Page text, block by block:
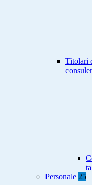
Titolari
Personale 25